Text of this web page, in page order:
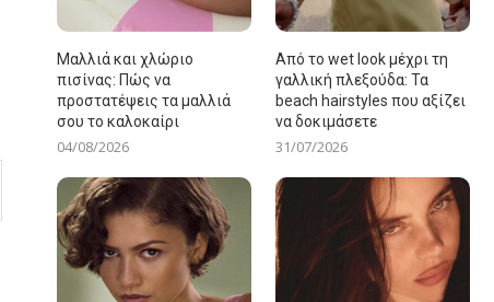
Μαλλιά και χλώριο
πισίνας: Πώς να
προστατέψεις τα μαλλιά
σου το καλοκαίρι
04/08/2026
Από το wet look μέχρι τη
γαλλική πλεξούδα: Τα
beach hairstyles που αξίζει
να δοκιμάσετε
31/07/2026